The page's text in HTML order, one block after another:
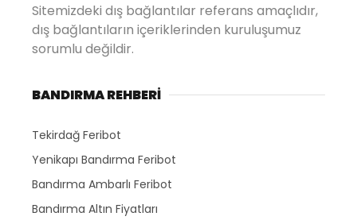
Sitemizdeki dış bağlantılar referans amaçlıdır,
dış bağlantıların içeriklerinden kuruluşumuz
sorumlu değildir.
BANDIRMA REHBERİ
Tekirdağ Feribot
Yenikapı Bandırma Feribot
Bandırma Ambarlı Feribot
Bandırma Altın Fiyatları